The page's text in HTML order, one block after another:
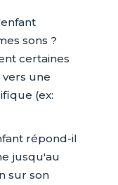
sons ?
certaines
une
(ex:
répond-il
jusqu'au
sur son